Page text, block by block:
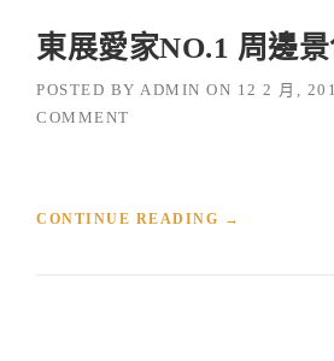
”
東展愛家NO.1 周邊
POSTED BY ADMIN ON 12 2 月,
COMMENT
CONTINUE READING →